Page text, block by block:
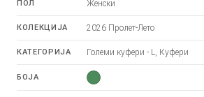
ПОЛ Женски
КОЛЕКЦИЈА 2026 Пролет-Лето
КАТЕГОРИЈА Големи куфери - L, Куфери
БОЈА